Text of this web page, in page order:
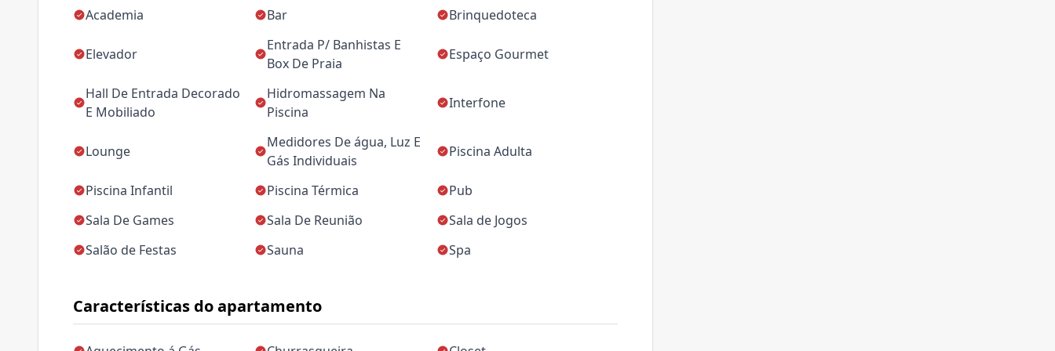
Academia Bar Brinquedoteca
Elevador
Entrada P/ Banhistas E
Box De Praia
Espaço Gourmet
Hall De Entrada Decorado
E Mobiliado
Hidromassagem Na
Piscina
Interfone
Lounge
Medidores De água, Luz E
Gás Individuais
Piscina Adulta
Piscina Infantil Piscina Térmica
Pub
Sala De Games
Sala De Reunião
Sala de Jogos
Salão de Festas
Sauna Spa
Características do apartamento